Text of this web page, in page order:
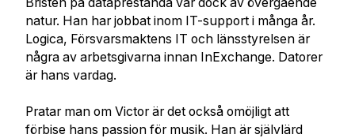
natur. Han har jobbat inom IT-support i många år.
Logica, Försvarsmaktens IT och länsstyrelsen är
några av arbetsgivarna innan InExchange. Datorer
är hans vardag.
Pratar man om Victor är det också omöjligt att
förbise hans passion för musik. Han är självlärd